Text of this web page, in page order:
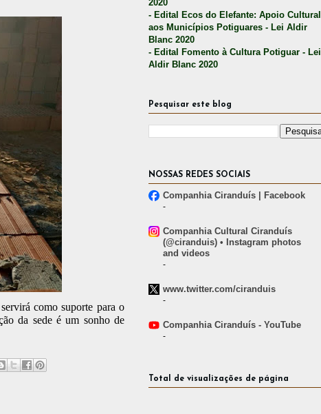
como suporte para o
da sede é um sonho de
2020
- Edital Ecos do Elefante: Apoio Cultural
aos Municípios Potiguares - Lei Aldir
Blanc 2020
- Edital Fomento à Cultura Potiguar - Lei
Aldir Blanc 2020
Pesquisar este blog
NOSSAS REDES SOCIAIS
Companhia Ciranduís | Facebook
-
Companhia Cultural Ciranduís
(@ciranduis) • Instagram photos
and videos
-
www.twitter.com/ciranduis
-
Companhia Ciranduís - YouTube
-
Total de visualizações de página